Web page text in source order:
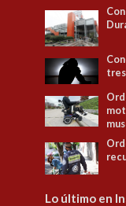
Lo último en